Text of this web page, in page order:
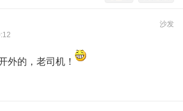
沙发
外的，老司机！